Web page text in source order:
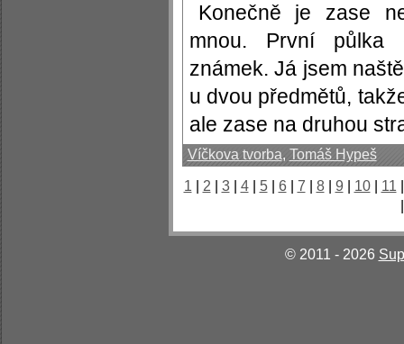
Konečně je zase
mnou. První půlka
známek. Já jsem
u dvou předmětů,
ale zase na druhou
Víčkova tvorba, Tomáš Hypeš
1 2 3| 4| 5| 6| 7 8| 9 10| 11
© 2011 - 2026